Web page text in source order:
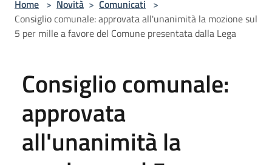
Home > Novità > Comunicati >
Consiglio comunale: approvata all'unanimità la mozione sul
5 per mille a favore del Comune presentata dalla Lega
Consiglio comunale:
approvata
all'unanimità la